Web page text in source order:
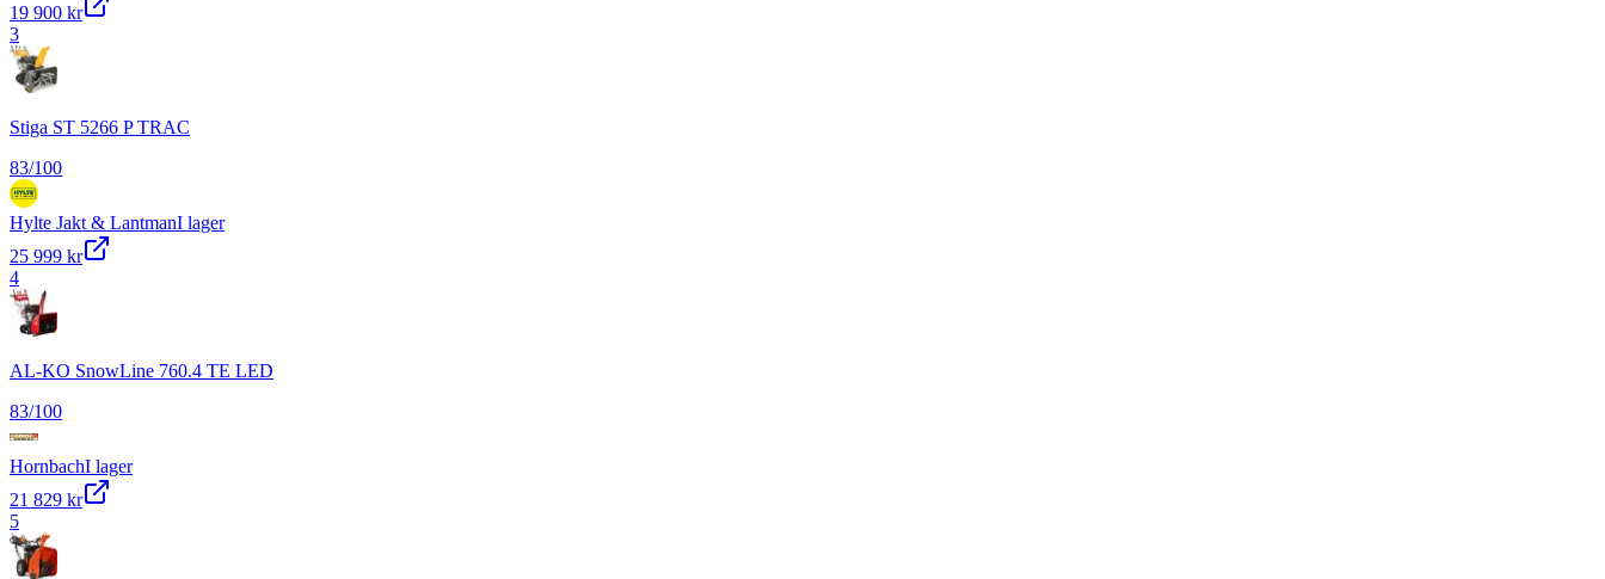
19 900 kr
3
Stiga ST 5266 P TRAC
83/100
Hylte Jakt & LantmanI lager
25 999 kr
4
AL-KO SnowLine 760.4 TE LED
83/100
HornbachI lager
21 829 kr
5